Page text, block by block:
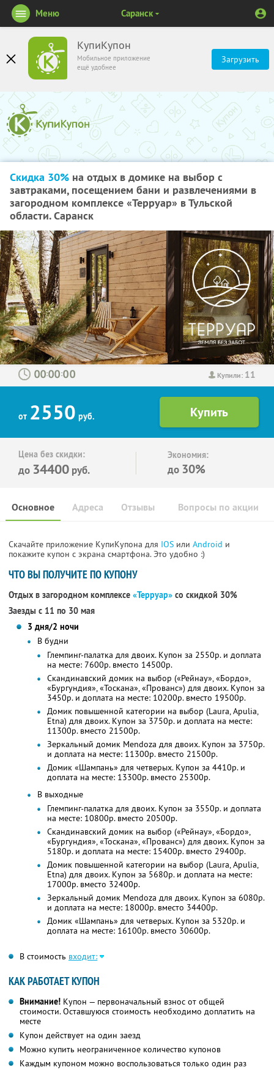
КупиКупон
Мобильное приложение
ещё удобнее
Загрузить
Меню Саранск
Скидка 30% на отдых в домике на выбор с
завтраками, посещением бани и развлечениями в
загородном комплексе «Терруар» в Тульской
области. Саранск
Купили: 11
: :
от 2550 руб.
Цена без скидки:
до 34400 руб.
Экономия:
до 30%
Основное Отзывы Вопросы по акции
Адреса
Скачайте приложение КупиКупона для IOS или Android и
покажите купон с экрана смартфона. Это удобно :)
ЧТО ВЫ ПОЛУЧИТЕ ПО КУПОНУ
Отдых в загородном комплексе «Терруар» со скидкой 30%
Заезды с 11 по 30 мая
3 дня/2 ночи
В будни
Глемпинг-палатка для двоих. Купон за 2550р. и доплата
на месте: 7600р. вместо 14500р.
Скандинавский домик на выбор («Рейнау», «Бордо»,
«Бургундия», «Тоскана», «Прованс») для двоих. Купон за
3450р. и доплата на месте: 10200р. вместо 19500р.
Домик повышенной категории на выбор (Laura, Apulia,
Etna) для двоих. Купон за 3750р. и доплата на месте:
11300р. вместо 21500р.
Зеркальный домик Mendoza для двоих. Купон за 3750р.
и доплата на месте: 11300р. вместо 21500р.
Домик «Шампань» для четверых. Купон за 4410р. и
доплата на месте: 13300р. вместо 25300р.
В выходные
Глемпинг-палатка для двоих. Купон за 3550р. и доплата
на месте: 10800р. вместо 20500р.
Скандинавский домик на выбор («Рейнау», «Бордо»,
«Бургундия», «Тоскана», «Прованс») для двоих. Купон за
5180р. и доплата на месте: 15400р. вместо 29400р.
Домик повышенной категории на выбор (Laura, Apulia,
Etna) для двоих. Купон за 5680р. и доплата на месте:
17000р. вместо 32400р.
Зеркальный домик Mendoza для двоих. Купон за 6080р.
и доплата на месте: 18000р. вместо 34400р.
Домик «Шампань» для четверых. Купон за 5320р. и
доплата на месте: 16100р. вместо 30600р.
В стоимость входит:
КАК РАБОТАЕТ КУПОН
Внимание! Купон — первоначальный взнос от общей
стоимости. Оставшуюся стоимость необходимо доплатить на
месте
Купон действует на один заезд
Можно купить неограниченное количество купонов
Каждым купоном можно воспользоваться только один раз